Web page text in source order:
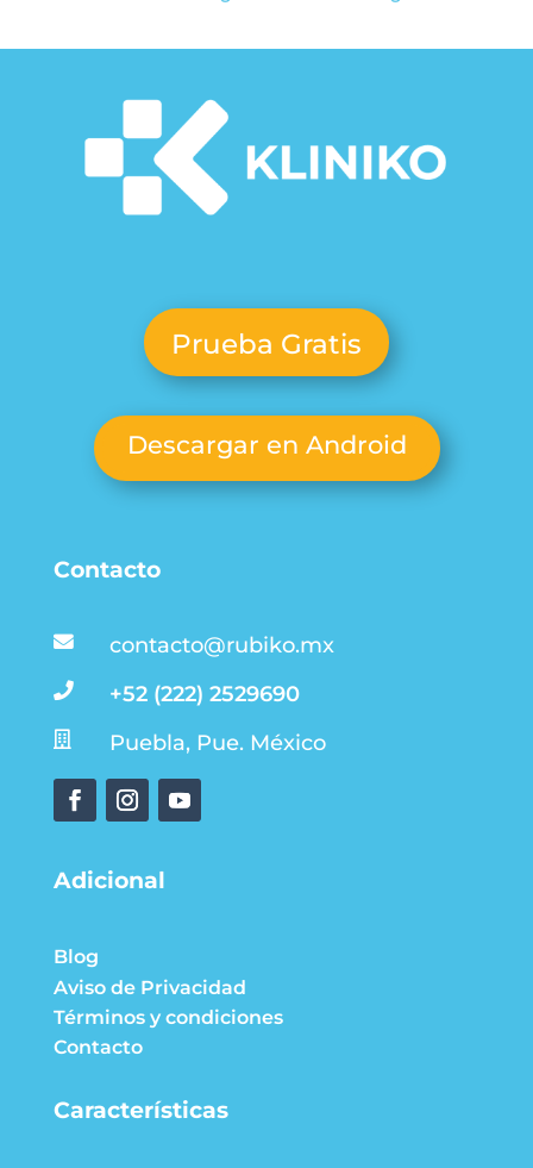
Prueba Gratis
Descargar en Android
Contacto
 contacto@rubiko.mx
 +52 (222) 2529690
 Puebla, Pue. México
Adicional
Blog
Aviso de Privacidad
Términos y condiciones
Contacto
Características